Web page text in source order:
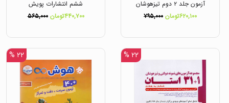
آزمون جلد ۲ دوم تیزهوشان
انتشارات پویش۶۲۰,۱۰۰تومان ۷۹۵,۰۰۰
ششم انتشارات پویش
۴۴۰,۷۰۰تومان
۵۶۵,۰۰۰
۲۲ % ۲۲ %